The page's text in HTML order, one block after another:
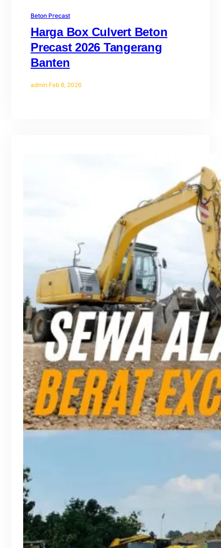
Beton Precast
Harga Box Culvert Beton
Precast 2026 Tangerang
Banten
admin·Feb 8, 2026